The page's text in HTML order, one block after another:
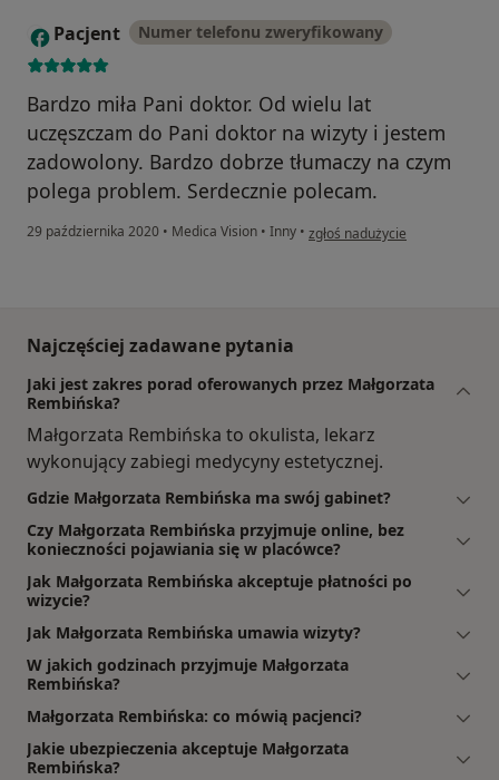
P Pacjent Numer telefonu zweryfikowany
Bardzo miła Pani doktor. Od wielu lat
uczęszczam do Pani doktor na wizyty i jestem
zadowolony. Bardzo dobrze tłumaczy na czym
polega problem. Serdecznie polecam.
29 października 2020 • Medica Vision • Inny • w opinii użytkownika Pacjent
zgłoś nadużycie
Najczęściej zadawane pytania
Jaki jest zakres porad oferowanych przez Małgorzata
Rembińska?
Małgorzata Rembińska to okulista, lekarz
wykonujący zabiegi medycyny estetycznej.
Gdzie Małgorzata Rembińska ma swój gabinet?
Czy Małgorzata Rembińska przyjmuje online, bez
konieczności pojawiania się w placówce?
Jak Małgorzata Rembińska akceptuje płatności po
wizycie?
Jak Małgorzata Rembińska umawia wizyty?
W jakich godzinach przyjmuje Małgorzata
Rembińska?
Małgorzata Rembińska: co mówią pacjenci?
Jakie ubezpieczenia akceptuje Małgorzata
Rembińska?